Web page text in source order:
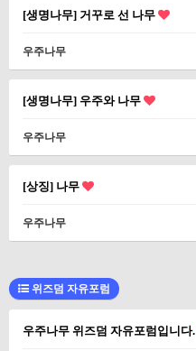
[생명나무] 거꾸로 선 나무
우주나무
[생명나무] 우주와 나무
우주나무
[상징] 나무
우주나무
위즈덤 자유포럼
우주나무 위즈덤 자유포럼입니다.